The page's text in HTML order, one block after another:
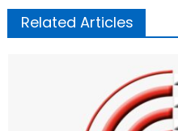
Related Articles